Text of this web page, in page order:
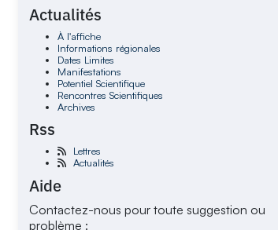
Actualités
À l'affiche
Informations régionales
Dates Limites
Manifestations
Potentiel Scientifique
Rencontres Scientifiques
Archives
Rss
Lettres
Actualités
Aide
Contactez-nous pour toute suggestion ou
problème :